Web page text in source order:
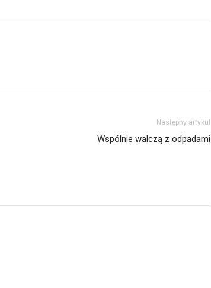
Następny artykuł
Wspólnie walczą z odpadami